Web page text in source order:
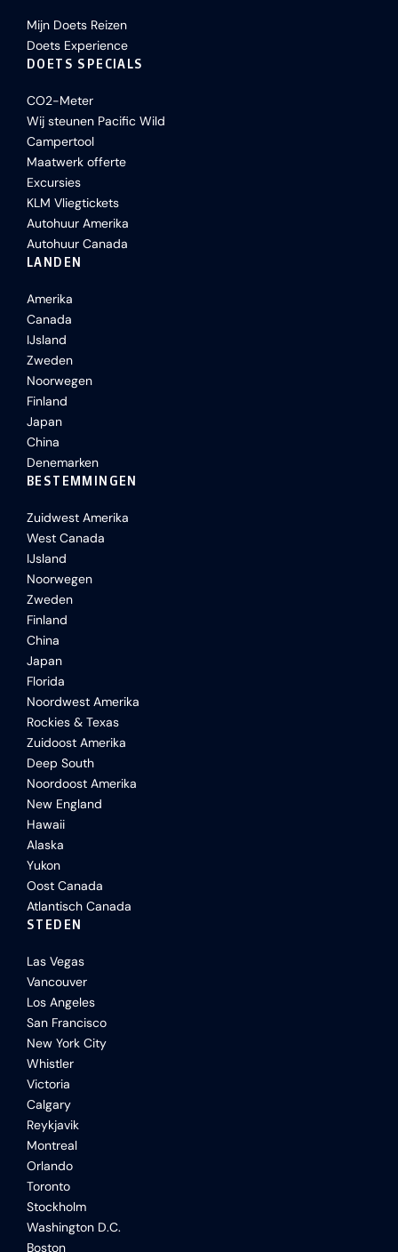
Mijn Doets Reizen
Doets Experience
DOETS SPECIALS
CO2-Meter
Wij steunen Pacific Wild
Campertool
Maatwerk offerte
Excursies
KLM Vliegtickets
Autohuur Amerika
Autohuur Canada
LANDEN
Amerika
Canada
IJsland
Zweden
Noorwegen
Finland
Japan
China
Denemarken
BESTEMMINGEN
Zuidwest Amerika
West Canada
IJsland
Noorwegen
Zweden
Finland
China
Japan
Florida
Noordwest Amerika
Rockies & Texas
Zuidoost Amerika
Deep South
Noordoost Amerika
New England
Hawaii
Alaska
Yukon
Oost Canada
Atlantisch Canada
STEDEN
Las Vegas
Vancouver
Los Angeles
San Francisco
New York City
Whistler
Victoria
Calgary
Reykjavik
Montreal
Orlando
Toronto
Stockholm
Washington D.C.
Boston